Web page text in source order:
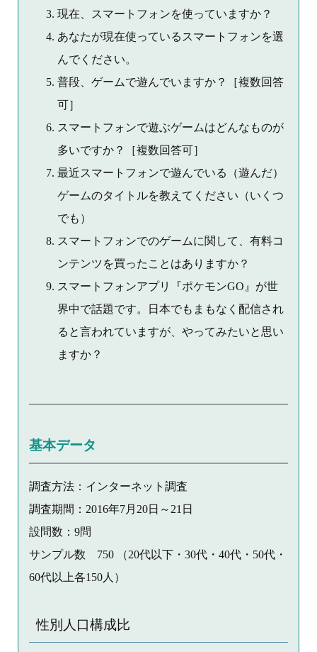
現在、スマートフォンを使っていますか？
あなたが現在使っているスマートフォンを選
んでください。
普段、ゲームで遊んでいますか？［複数回答
可］
スマートフォンで遊ぶゲームはどんなものが
多いですか？［複数回答可］
最近スマートフォンで遊んでいる（遊んだ）
ゲームのタイトルを教えてください（いくつ
でも）
スマートフォンでのゲームに関して、有料コ
ンテンツを買ったことはありますか？
スマートフォンアプリ『ポケモンGO』が世
界中で話題です。日本でもまもなく配信され
ると言われていますが、やってみたいと思い
ますか？
基本データ
調査方法：インターネット調査
調査期間：2016年7月20日～21日
設問数：9問
サンプル数 750 （20代以下・30代・40代・50代・
60代以上各150人）
性別人口構成比